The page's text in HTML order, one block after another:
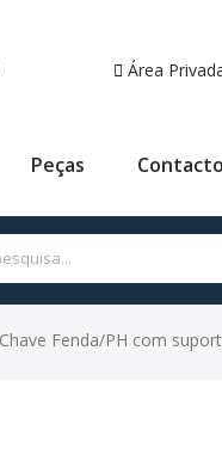
Área
Peças
Chave Fenda/PH com